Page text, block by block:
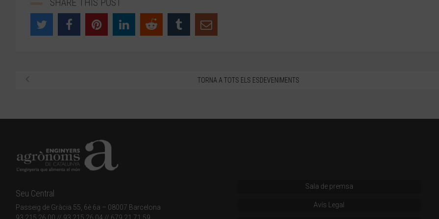
TORNA A TOTS ELS ESDEVENIMENTS
Seu Central
Passeig de Gràcia 55, 6è 6a – 08007 Barcelona
Sala de premsa
Avís Legal